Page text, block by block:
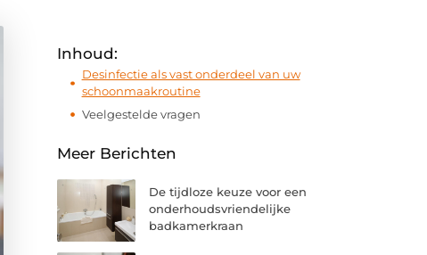
Inhoud:
Desinfectie als vast onderdeel van uw
schoonmaakroutine
Veelgestelde vragen
Meer Berichten
De tijdloze keuze voor een
onderhoudsvriendelijke
badkamerkraan